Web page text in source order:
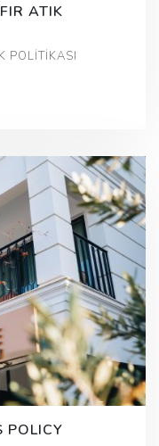
ATIK
POLİTİKASI
POLICY